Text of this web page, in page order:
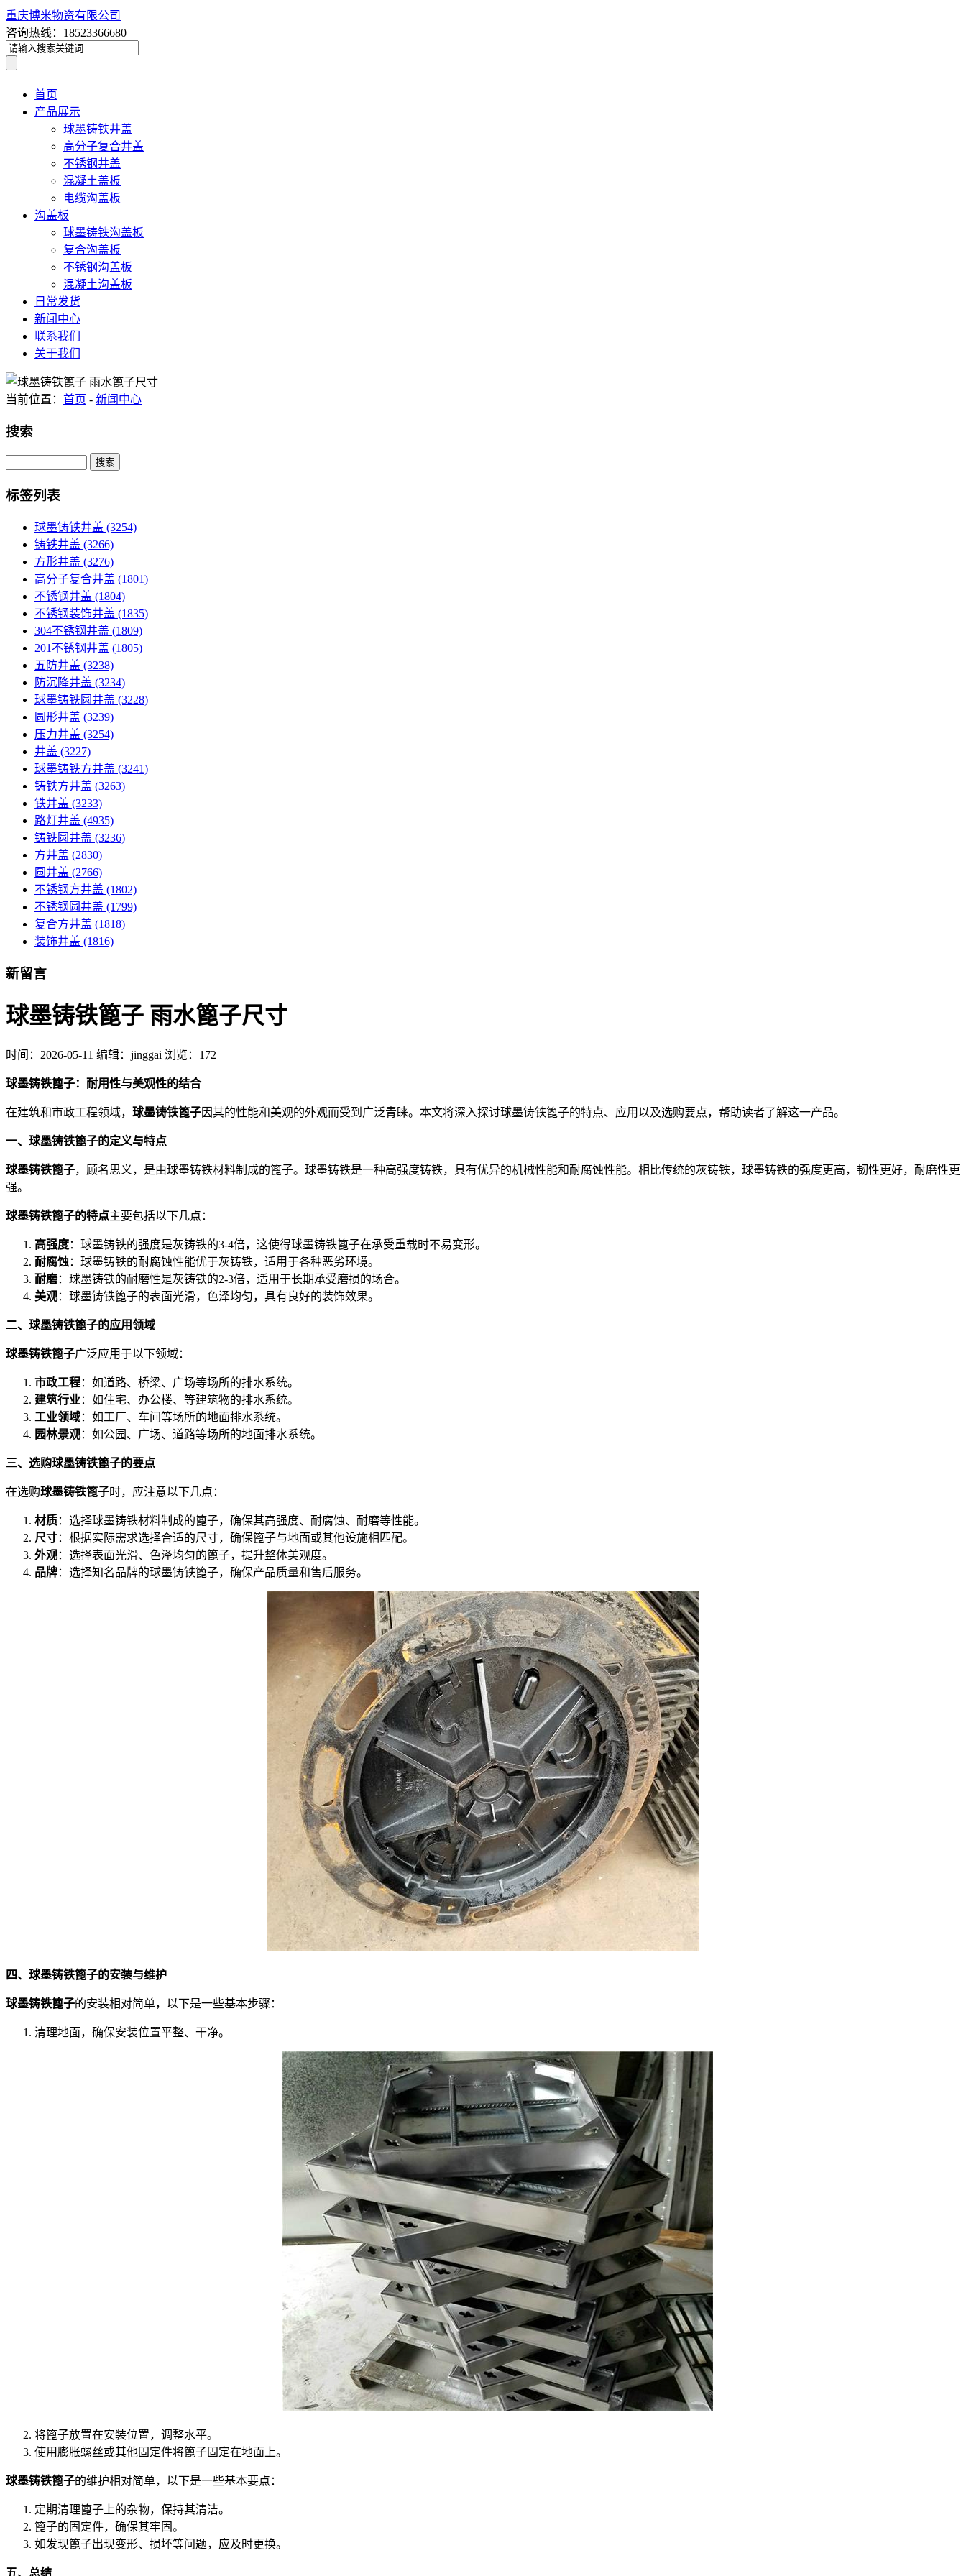
重庆博米物资有限公司
咨询热线：18523366680
首页
产品展示
球墨铸铁井盖
高分子复合井盖
不锈钢井盖
混凝土盖板
电缆沟盖板
沟盖板
球墨铸铁沟盖板
复合沟盖板
不锈钢沟盖板
混凝土沟盖板
日常发货
新闻中心
联系我们
关于我们
当前位置： 首页 - 新闻中心
搜索
Search
标签列表
球墨铸铁井盖 (3254)
铸铁井盖 (3266)
方形井盖 (3276)
高分子复合井盖 (1801)
不锈钢井盖 (1804)
不锈钢装饰井盖 (1835)
304不锈钢井盖 (1809)
201不锈钢井盖 (1805)
五防井盖 (3238)
防沉降井盖 (3234)
球墨铸铁圆井盖 (3228)
圆形井盖 (3239)
压力井盖 (3254)
井盖 (3227)
球墨铸铁方井盖 (3241)
铸铁方井盖 (3263)
铁井盖 (3233)
路灯井盖 (4935)
铸铁圆井盖 (3236)
方井盖 (2830)
圆井盖 (2766)
不锈钢方井盖 (1802)
不锈钢圆井盖 (1799)
复合方井盖 (1818)
装饰井盖 (1816)
新留言
球墨铸铁篦子 雨水篦子尺寸
时间： 2026-05-11 编辑：jinggai 浏览：172
球墨铸铁篦子：耐用性与美观性的结合
在建筑和市政工程领域， 球墨铸铁篦子因其的性能和美观的外观而受到广泛青睐。本文将深入探讨球墨铸铁篦子的特点、应用以及选购要点，帮助读者了解这一产品。
一、球墨铸铁篦子的定义与特点
球墨铸铁篦子，顾名思义，是由球墨铸铁材料制成的篦子。球墨铸铁是一种高强度铸铁，具有优异的机械性能和耐腐蚀性能。相比传统的灰铸铁，球墨铸铁的强度更高，韧性更好，耐磨性更
强。
球墨铸铁篦子的特点主要包括以下几点：
高强度：球墨铸铁的强度是灰铸铁的3-4倍，这使得球墨铸铁篦子在承受重载时不易变形。
耐腐蚀：球墨铸铁的耐腐蚀性能优于灰铸铁，适用于各种恶劣环境。
耐磨：球墨铸铁的耐磨性是灰铸铁的2-3倍，适用于长期承受磨损的场合。
美观：球墨铸铁篦子的表面光滑，色泽均匀，具有良好的装饰效果。
二、球墨铸铁篦子的应用领域
球墨铸铁篦子广泛应用于以下领域：
市政工程：如道路、桥梁、广场等场所的排水系统。
建筑行业：如住宅、办公楼、等建筑物的排水系统。
工业领域：如工厂、车间等场所的地面排水系统。
园林景观：如公园、广场、道路等场所的地面排水系统。
三、选购球墨铸铁篦子的要点
在选购球墨铸铁篦子时，应注意以下几点：
材质：选择球墨铸铁材料制成的篦子，确保其高强度、耐腐蚀、耐磨等性能。
尺寸：根据实际需求选择合适的尺寸，确保篦子与地面或其他设施相匹配。
外观：选择表面光滑、色泽均匀的篦子，提升整体美观度。
品牌：选择知名品牌的球墨铸铁篦子，确保产品质量和售后服务。
四、球墨铸铁篦子的安装与维护
球墨铸铁篦子的安装相对简单，以下是一些基本步骤：
清理地面，确保安装位置平整、干净。
将篦子放置在安装位置，调整水平。
使用膨胀螺丝或其他固定件将篦子固定在地面上。
球墨铸铁篦子的维护相对简单，以下是一些基本要点：
定期清理篦子上的杂物，保持其清洁。
篦子的固定件，确保其牢固。
如发现篦子出现变形、损坏等问题，应及时更换。
五、总结